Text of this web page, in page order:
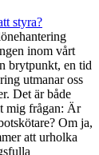
styra?
inom vårt
brytpunkt, en tid
utmanar oss
Det är både
mig frågan: Är
Om ja,
att urholka